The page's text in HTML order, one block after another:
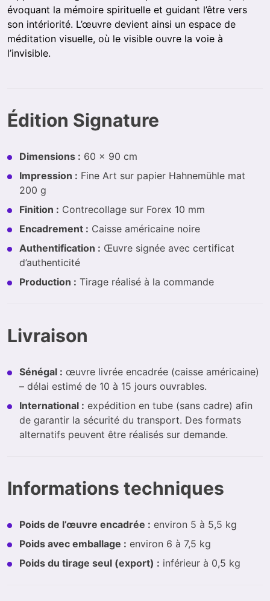
évoquant la mémoire spirituelle et guidant l’être vers
son intériorité. L’œuvre devient ainsi un espace de
méditation visuelle, où le visible ouvre la voie à
l’invisible.
Édition Signature
Dimensions : 60 × 90 cm
Impression : Fine Art sur papier Hahnemühle mat
200 g
Finition : Contrecollage sur Forex 10 mm
Encadrement : Caisse américaine noire
Authentification : Œuvre signée avec certificat
d’authenticité
Production : Tirage réalisé à la commande
Livraison
Sénégal : œuvre livrée encadrée (caisse américaine)
– délai estimé de 10 à 15 jours ouvrables.
International : expédition en tube (sans cadre) afin
de garantir la sécurité du transport. Des formats
alternatifs peuvent être réalisés sur demande.
Informations techniques
Poids de l’œuvre encadrée : environ 5 à 5,5 kg
Poids avec emballage : environ 6 à 7,5 kg
Poids du tirage seul (export) : inférieur à 0,5 kg